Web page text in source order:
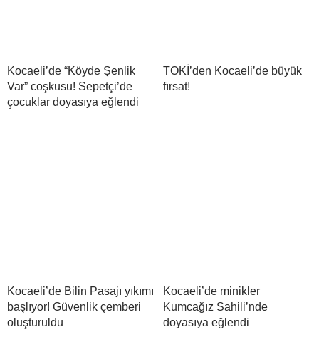
Kocaeli’de “Köyde Şenlik
Var” coşkusu! Sepetçi’de
çocuklar doyasıya eğlendi
TOKİ’den Kocaeli’de büyük
fırsat!
Kocaeli’de Bilin Pasajı yıkımı
başlıyor! Güvenlik çemberi
oluşturuldu
Kocaeli’de minikler
Kumcağız Sahili’nde
doyasıya eğlendi